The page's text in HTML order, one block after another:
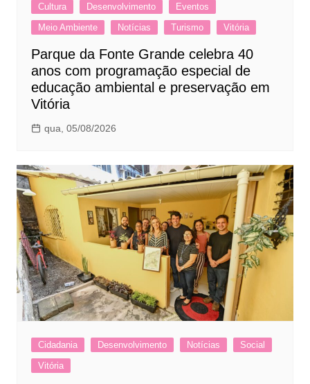
Cultura Desenvolvimento
Eventos
Meio Ambiente
Notícias Turismo Vitória
Parque da Fonte Grande celebra 40
anos com programação especial de
educação ambiental e preservação em
Vitória
qua, 05/08/2026
Cidadania Desenvolvimento Notícias
Social
Vitória